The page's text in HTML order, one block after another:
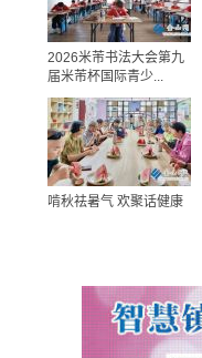
2026米芾书法大会第九
届米芾杯国际青少...
啃秋祛暑气 欢聚话健康